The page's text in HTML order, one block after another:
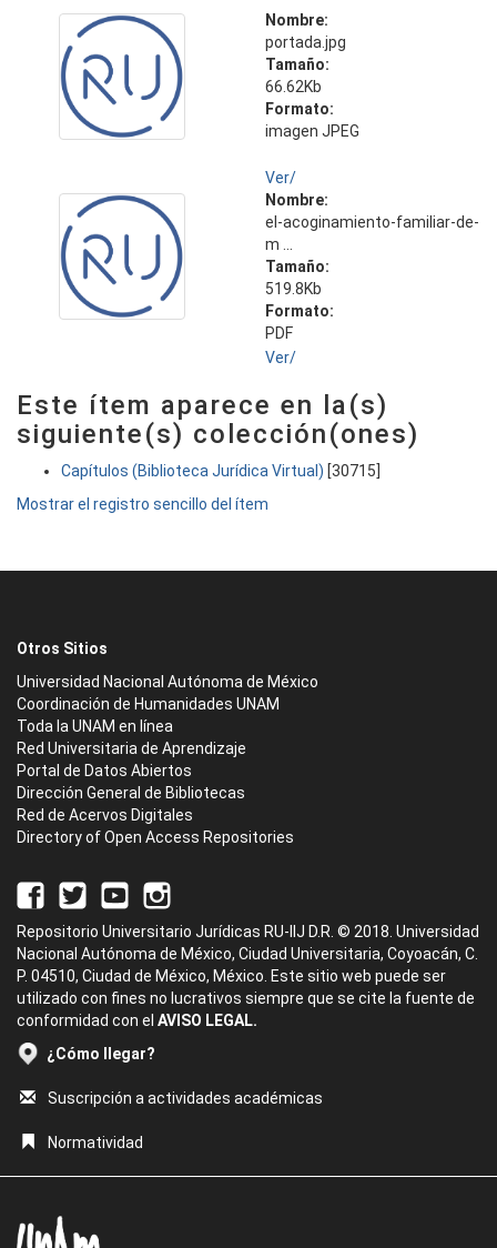
Nombre:
portada.jpg
Tamaño:
66.62Kb
Formato:
imagen JPEG
Ver/
Nombre:
el-acoginamiento-familiar-de-
m ...
Tamaño:
519.8Kb
Formato:
PDF
Ver/
Este ítem aparece en la(s)
siguiente(s) colección(ones)
Capítulos (Biblioteca Jurídica Virtual) [30715]
Mostrar el registro sencillo del ítem
Otros Sitios
Universidad Nacional Autónoma de México
Coordinación de Humanidades UNAM
Toda la UNAM en línea
Red Universitaria de Aprendizaje
Portal de Datos Abiertos
Dirección General de Bibliotecas
Red de Acervos Digitales
Directory of Open Access Repositories
Repositorio Universitario Jurídicas RU-IIJ D.R. © 2018. Universidad
Nacional Autónoma de México, Ciudad Universitaria, Coyoacán, C.
P. 04510, Ciudad de México, México. Este sitio web puede ser
utilizado con fines no lucrativos siempre que se cite la fuente de
conformidad con el AVISO LEGAL.
¿Cómo llegar?
Suscripción a actividades académicas
Normatividad